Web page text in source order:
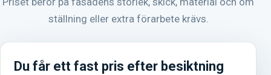
ställning eller extra förarbete krävs.
Du får ett fast pris efter besiktning